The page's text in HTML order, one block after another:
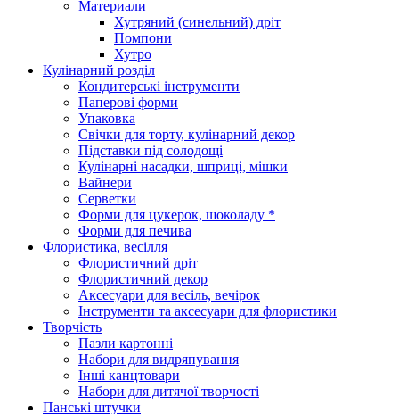
Материали
Хутряний (синельний) дріт
Помпони
Хутро
Кулінарний розділ
Кондитерські інструменти
Паперові форми
Упаковка
Свічки для торту, кулінарний декор
Підставки під солодощі
Кулінарні насадки, шприці, мішки
Вайнери
Серветки
Форми для цукерок, шоколаду *
Форми для печива
Флористика, весілля
Флористичний дріт
Флористичний декор
Аксесуари для весіль, вечірок
Інструменти та аксесуари для флористики
Творчість
Пазли картонні
Набори для видряпування
Інші канцтовари
Набори для дитячої творчості
Панські штучки